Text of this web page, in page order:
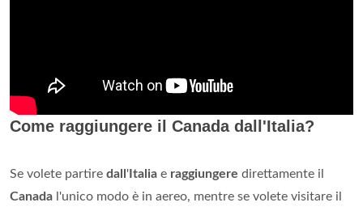
Come raggiungere il Canada dall'Italia?
Se volete partire dall ' Italia e raggiungere direttamente il
Canada l'unico modo è in aereo, mentre se volete visitare il